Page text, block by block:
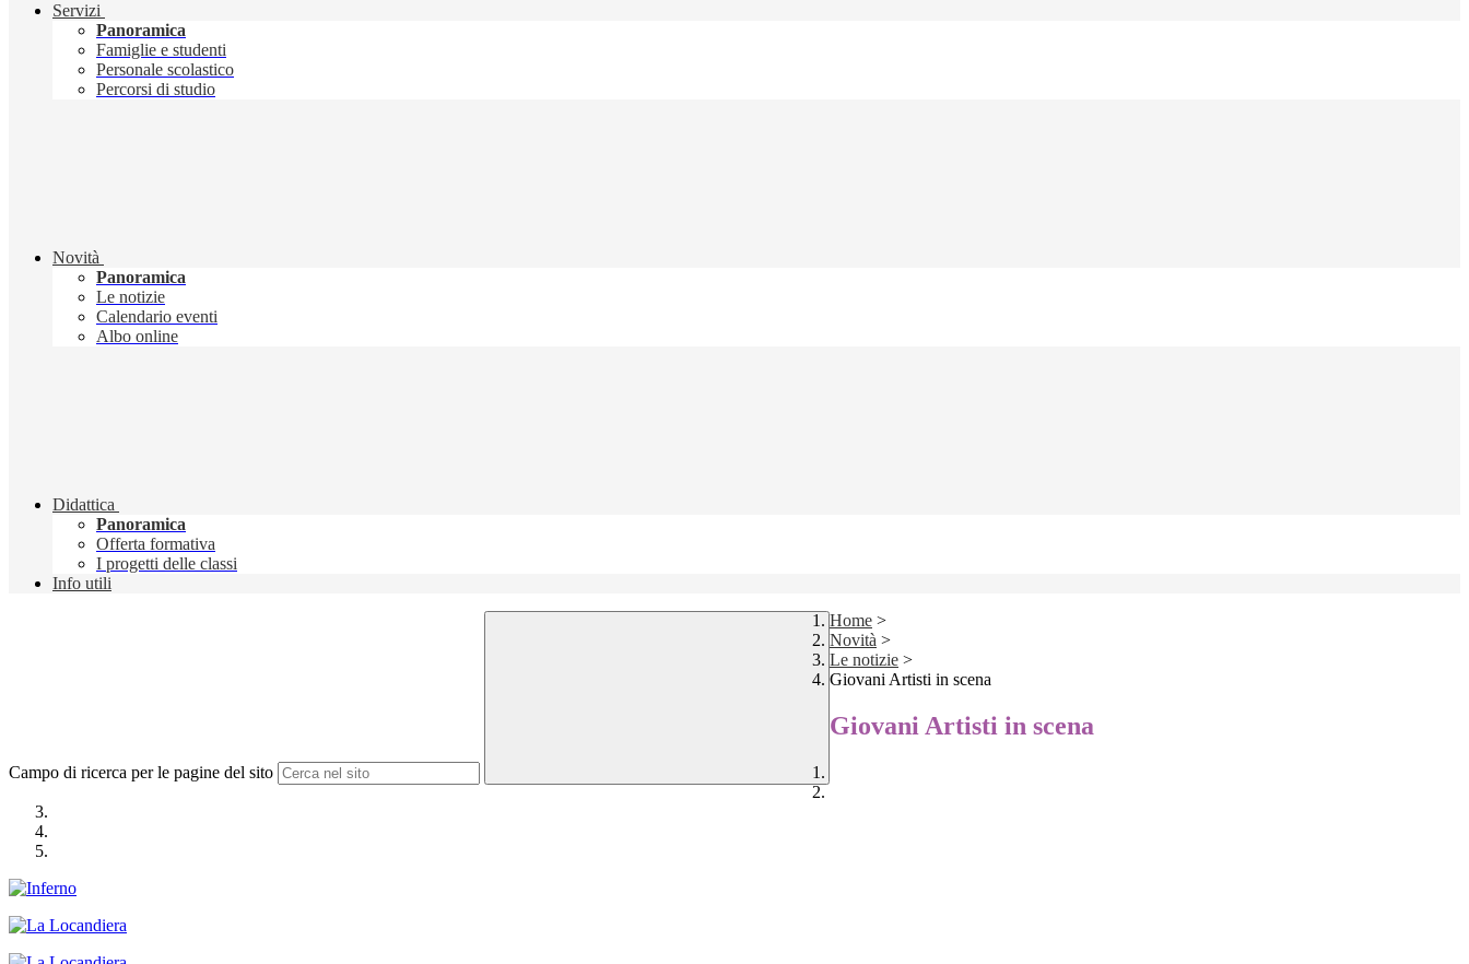
Servizi
Panoramica
Famiglie e studenti
Personale scolastico
Percorsi di studio
Novità
Panoramica
Le notizie
Calendario eventi
Albo online
Didattica
Panoramica
Offerta formativa
I progetti delle classi
Info utili
Campo di ricerca per le pagine del sito
Home >
Novità >
Le notizie >
Giovani Artisti in scena
Giovani Artisti in scena